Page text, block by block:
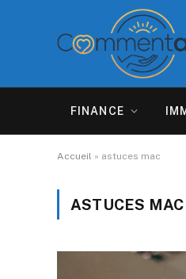
FINANCE
Accueil » astuces mac
ASTUCES MAC